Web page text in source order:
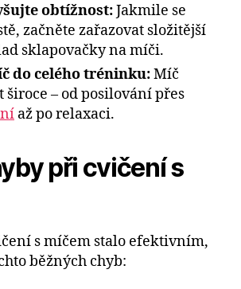
obtížnost:Jakmile se
začněte zařazovat složitější
sklapovačky na míči.
do celého tréninku:Míč
široce – od posilování přes
až po relaxaci.
při cvičení s
s míčem stalo efektivním,
běžných chyb: